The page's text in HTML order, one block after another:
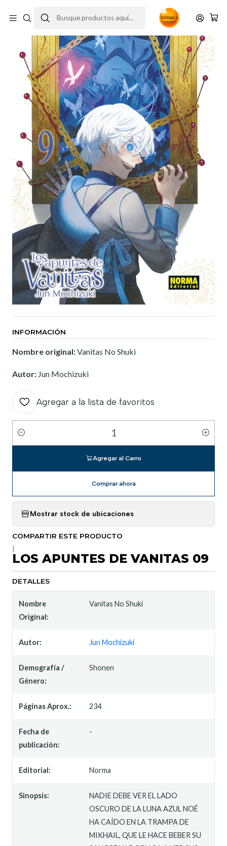
INFORMACIÓN
Nombre original:Vanitas No Shuki
Autor: Jun Mochizuki
Agregar a la lista de favoritos
Cantidad
Agregar al Carro
Comprar ahora
Mostrar stock de ubicaciones
COMPARTIR ESTE PRODUCTO
LOS APUNTES DE VANITAS 09
DETALLES
Nombre
Original:
Vanitas No Shuki
Autor: Jun Mochizuki
Demografía /
Género:
Shonen
Páginas Aprox.: 234
Fecha de
publicación:
-
Editorial: Norma
Sinopsis:
NADIE DEBE VER EL LADO
OSCURO DE LA LUNA AZUL NOÉ
HA CAÍDO EN LA TRAMPA DE
MIKHAIL, QUE LE HACE BEBER SU